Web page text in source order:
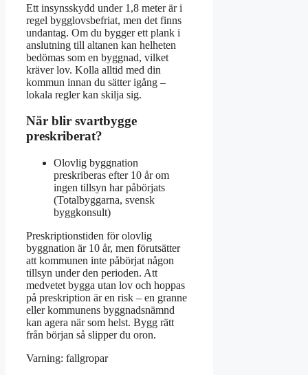
Ett insynsskydd under 1,8 meter är i
regel bygglovsbefriat, men det finns
undantag. Om du bygger ett plank i
anslutning till altanen kan helheten
bedömas som en byggnad, vilket
kräver lov. Kolla alltid med din
kommun innan du sätter igång –
lokala regler kan skilja sig.
När blir svartbygge
preskriberat?
Olovlig byggnation
preskriberas efter 10 år om
ingen tillsyn har påbörjats
(Totalbyggarna, svensk
byggkonsult)
Preskriptionstiden för olovlig
byggnation är 10 år, men förutsätter
att kommunen inte påbörjat någon
tillsyn under den perioden. Att
medvetet bygga utan lov och hoppas
på preskription är en risk – en granne
eller kommunens byggnadsnämnd
kan agera när som helst. Bygg rätt
från början så slipper du oron.
Varning: fallgropar